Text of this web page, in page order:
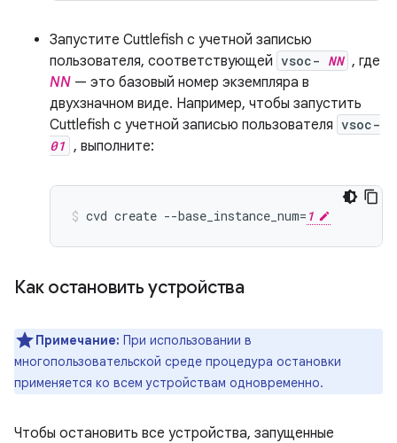
Запустите Cuttlefish с учетной записью
пользователя, соответствующей vsoc- NN , где
NN — это базовый номер экземпляра в
двухзначном виде. Например, чтобы запустить
Cuttlefish с учетной записью пользователя vsoc-
01 , выполните:
cvd create --base_instance_num= 1
Как остановить устройства
Примечание: При использовании в
многопользовательской среде процедура остановки
применяется ко всем устройствам одновременно.
Чтобы остановить все устройства, запущенные